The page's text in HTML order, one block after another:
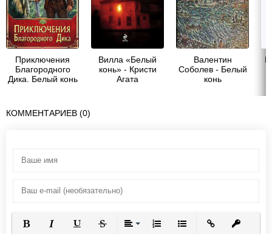
Приключения
Благородного
Дика. Белый конь
Крыжановская
Вилла «Белый
конь» - Кристи
Агата
Валентин
Соболев - Белый
конь
КОММЕНТАРИЕВ (0)